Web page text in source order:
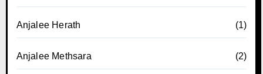
Anjalee Herath (1)
Anjalee Methsara (2)